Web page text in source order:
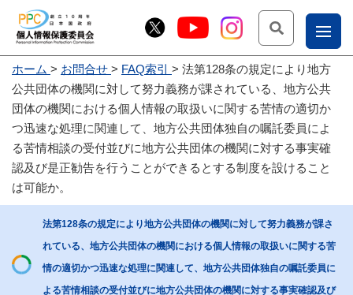
お
問
合
せ
こー
じょ
ー部
ホーム お問合せ FAQ索引
法第128条の規定により地方
公共団体の機関に対して努力義務が課されている、地方公共
団体の機関における個人情報の取扱いに関する苦情の適切か
つ迅速な処理に関連して、地方公共団体独自の嘱託委員によ
る苦情相談の受付並びに地方公共団体の機関に対する事実確
認及び是正勧告を行うことができるとする制度を設けること
は可能か。
法第128条の規定により地方公共団体の機関に対して努力義務が課さ
れている、地方公共団体の機関における個人情報の取扱いに関する苦
情の適切かつ迅速な処理に関連して、地方公共団体独自の嘱託委員に
よる苦情相談の受付並びに地方公共団体の機関に対する事実確認及び